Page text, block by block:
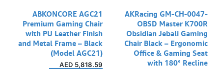
AKRacing GM-CH-0047-
OBSD Master K700R
Obsidian Jebali Gaming
Chair Black – Ergonomic
Office & Gaming Seat
with 180° Recline
ABKONCORE AGC21
Premium Gaming Chair
with PU Leather Finish
and Metal Frame – Black
(Model AGC21)
5,818.59